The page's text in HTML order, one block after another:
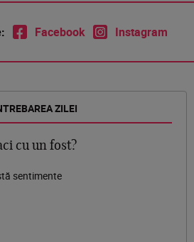
Facebook Instagram
ZILEI
cu un fost?
sentimente